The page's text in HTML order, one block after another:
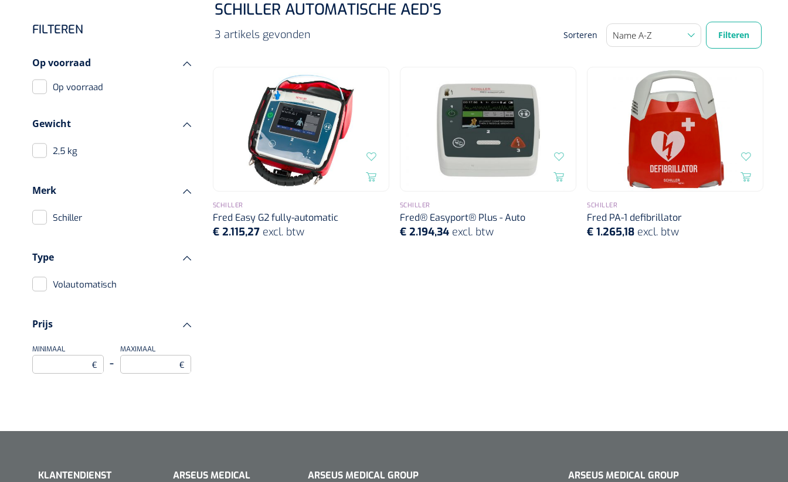
FILTEREN
Op voorraad
Op voorraad
Gewicht
2,5 kg
Merk
Schiller
Type
Volautomatisch
Prijs
MINIMAAL
€ –
MAXIMAAL
€
SCHILLER AUTOMATISCHE AED'S
3 artikels gevonden Sorteren Filteren
SCHILLER
Fred Easy G2 fully-automatic
€ 2.115,27 excl. btw
SCHILLER
Fred® Easyport® Plus - Auto
€ 2.194,34 excl. btw
SCHILLER
Fred PA-1 defibrillator
€ 1.265,18 excl. btw
KLANTENDIENST ARSEUS MEDICAL ARSEUS MEDICAL GROUP ARSEUS MEDICAL GROUP